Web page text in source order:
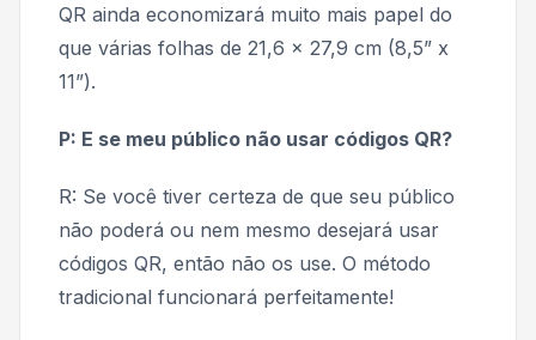
QR ainda economizará muito mais papel do
que várias folhas de 21,6 x 27,9 cm (8,5” x
11”).
P: E se meu público não usar códigos QR?
R: Se você tiver certeza de que seu público
não poderá ou nem mesmo desejará usar
códigos QR, então não os use. O método
tradicional funcionará perfeitamente!